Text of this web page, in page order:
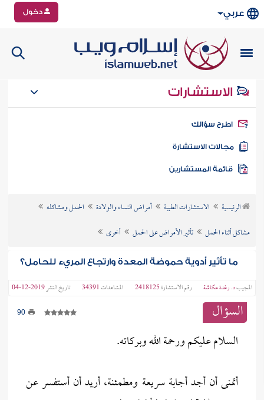
عربي دخول
الاستشارات
سؤالك
الاستشارة
الرئيسية الاستشارات الطبية أمراض النساء والولادة
الحمل ومشاكله
مشاكل أثناء الحمل
تأثير الأمراض على الحمل أخرى
ما تأثير أدوية حموضة المعدة وارتجاع المريء للحامل؟
المجيبد. رغدة عكاشة رقم الاستشارة2418125 المشاهدات34391 تاريخ النشر2019-12-04
السؤال 90
السلام عليكم ورحمة الله وبركاته.
أتمنى أن أجد أجابة سريعة ومطمئنة، أريد أن أستفسر عن